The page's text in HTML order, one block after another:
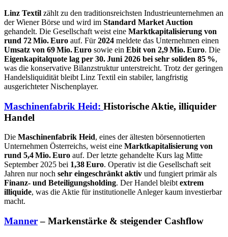
Linz Textil zählt zu den traditionsreichsten Industrieunternehmen an
der Wiener Börse und wird im Standard Market Auction
gehandelt. Die Gesellschaft weist eine Marktkapitalisierung von
rund 72 Mio. Euro auf. Für2024 meldete das Unternehmen einen
Umsatz von 69 Mio. Euro sowie ein Ebit von 2,9 Mio. Euro. Die
Eigenkapitalquote lag per 30. Juni 2026 bei sehr soliden 85 %,
was die konservative Bilanzstruktur unterstreicht. Trotz der geringen
Handelsliquidität bleibt Linz Textil ein stabiler, langfristig
ausgerichteter Nischenplayer.
Maschinenfabrik Heid: Historische Aktie, illiquider
Handel
Die Maschinenfabrik Heid, eines der ältesten börsennotierten
Unternehmen Österreichs, weist eine Marktkapitalisierung von
rund 5,4 Mio. Euro auf. Der letzte gehandelte Kurs lag Mitte
September 2025 bei 1,38 Euro. Operativ ist die Gesellschaft seit
Jahren nur noch sehr eingeschränkt aktiv und fungiert primär als
Finanz- und Beteiligungsholding. Der Handel bleibt extrem
illiquide, was die Aktie für institutionelle Anleger kaum investierbar
macht.
Manner– Markenstärke & steigender Cashflow